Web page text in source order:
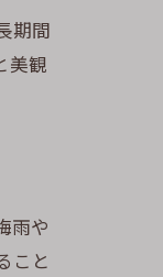
期間
美観
雨や
こと